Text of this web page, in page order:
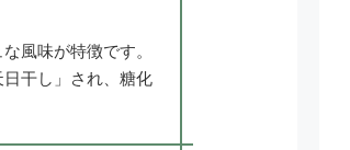
風味が特徴です。
干し」され、糖化